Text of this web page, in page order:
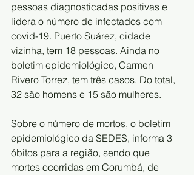
pessoas diagnosticadas positivas e
lidera o número de infectados com
covid-19. Puerto Suárez, cidade
vizinha, tem 18 pessoas. Ainda no
boletim epidemiológico, Carmen
Rivero Torrez, tem três casos. Do total,
32 são homens e 15 são mulheres.
Sobre o número de mortos, o boletim
epidemiológico da SEDES, informa 3
óbitos para a região, sendo que
mortes ocorridas em Corumbá, de